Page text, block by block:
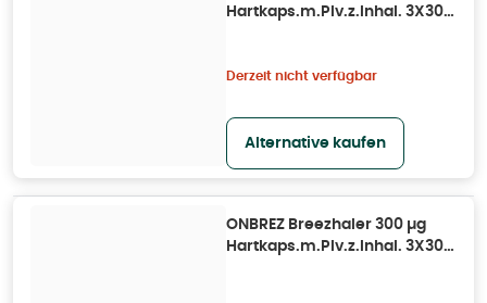
Hartkaps.m.Plv.z.Inhal. 3X30
Derzeit nicht verfügbar
Alternative kaufen
ONBREZ Breezhaler 300 µg
Hartkaps.m.Plv.z.Inhal. 3X30